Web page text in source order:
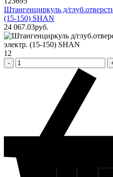
Штангенциркуль д/
(15-150) SHAN
24 067.03pуб.
12